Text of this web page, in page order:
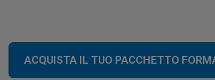
ACQUISTA IL TUO PACCHETTO